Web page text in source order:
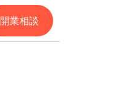
開業相談